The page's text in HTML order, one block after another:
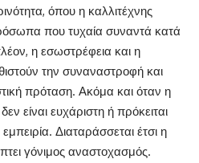
όπου η καλλιτέχνης
που τυχαία συναντά κατά
η εσωστρέφεια και η
την συναναστροφή και
πρόταση. Ακόμα και όταν η
είναι ευχάριστη ή πρόκειται
Διαταράσσεται έτσι η
γόνιμος αναστοχασμός.